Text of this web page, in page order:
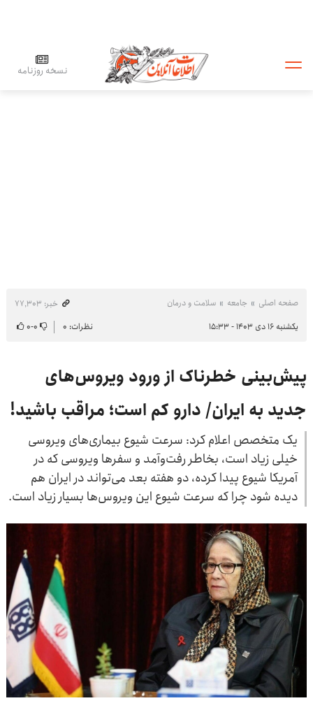
نسخه روزنامه
صفحه اصلی جامعه سلامت و درمان
خبر: ۷۷٬۳۰۳
یکشنبه ۱۶ دی ۱۴۰۳ - ۱۵:۳۳
نظرات: ۰ ۰-۰
پیش‌بینی خطرناک از ورود ویروس‌های
جدید به ایران/ دارو کم است؛ مراقب باشید!
یک متخصص اعلام کرد: سرعت شیوع بیماری‌های ویروسی
خیلی زیاد است،‌ بخاطر رفت‌وآمد و سفرها ویروسی که در
آمریکا شیوع پیدا کرده، دو هفته بعد می‌تواند در ایران هم
دیده شود چرا که سرعت شیوع این ویروس‌ها بسیار زیاد است.